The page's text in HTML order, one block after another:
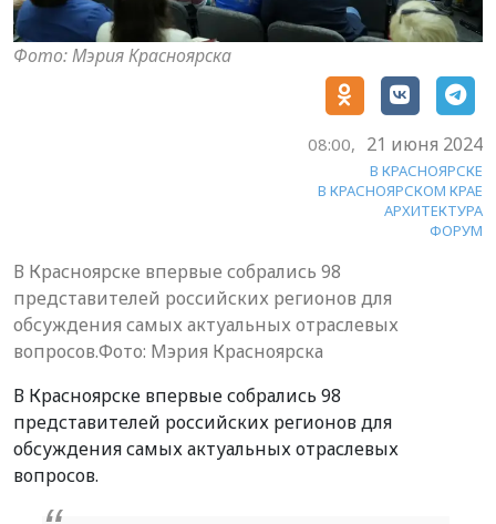
Фото: Мэрия Красноярска
08:00, 21 июня 2024
В КРАСНОЯРСКЕ
В КРАСНОЯРСКОМ КРАЕ
АРХИТЕКТУРА
ФОРУМ
В Красноярске впервые собрались 98
представителей российских регионов для
обсуждения самых актуальных отраслевых
вопросов.Фото: Мэрия Красноярска
В Красноярске впервые собрались 98
представителей российских регионов для
обсуждения самых актуальных отраслевых
вопросов.